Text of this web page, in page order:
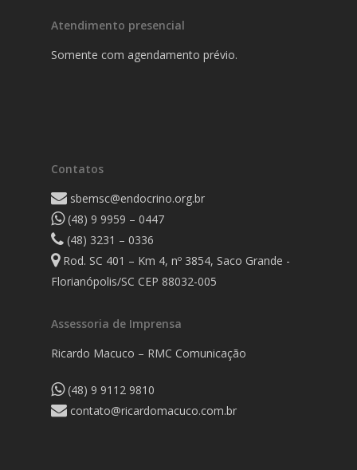
Atendimento presencial
Somente com agendamento prévio.
Contatos
sbemsc@endocrino.org.br
(48) 9 9959 – 0447
(48) 3231 – 0336
Rod. SC 401 – Km 4, nº 3854, Saco Grande -
Florianópolis/SC CEP 88032-005
Assessoria de Imprensa
Ricardo Macuco – RMC Comunicação
(48) 9 9112 9810
contato@ricardomacuco.com.br